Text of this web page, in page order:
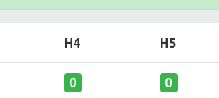
H4 H5
0 0